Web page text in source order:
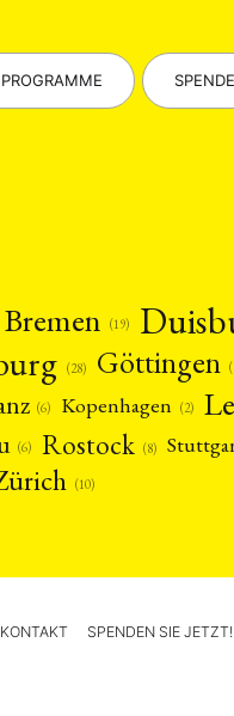
Bremen (19)
(28) Göttingen
(6) Kopenhagen (2)
(6) Rostock (8)
(10)
KONTAKT SPENDEN SIE JETZT!